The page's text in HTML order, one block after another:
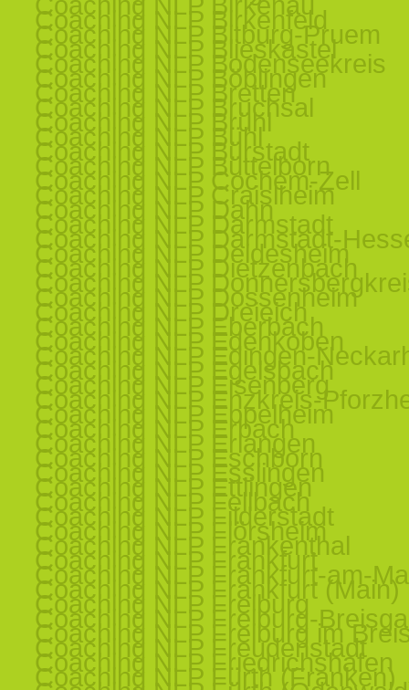
Coaching NLP Birkenfeld
Coaching NLP Bitburg-Pruem
Coaching NLP Blieskastel
Coaching NLP Bodenseekreis
Coaching NLP Böblingen
Coaching NLP Bretten
Coaching NLP Bruchsal
Coaching NLP Brühl
Coaching NLP Bühl
Coaching NLP Bürstadt
Coaching NLP Büttelborn
Coaching NLP Cochem-Zell
Coaching NLP Craislheim
Coaching NLP Dahn
Coaching NLP Darmstadt
Coaching NLP Darmstadt-
Coaching NLP Deidesheim
Coaching NLP Dietzenbach
Coaching NLP
Coaching NLP Dossenheim
Coaching NLP Dreieich
Coaching NLP Eberbach
Coaching NLP Edenkoben
Coaching NLP Edingen-
Coaching NLP Egelsbach
Coaching NLP Eisenberg
Coaching NLP Enzkreis-
Coaching NLP Eppelheim
Coaching NLP Erbach
Coaching NLP Erlangen
Coaching NLP Eschborn
Coaching NLP Esslingen
Coaching NLP Ettlingen
Coaching NLP Fellbach
Coaching NLP Filderstadt
Coaching NLP Flörsheim
Coaching NLP Frankenthal
Coaching NLP Frankfurt
Coaching NLP Frankfurt-am-
Coaching NLP Frankfurt (Main)
Coaching NLP Freiburg
Coaching NLP Freiburg-
Coaching NLP Freiburg im
Coaching NLP Freudenstadt
Coaching NLP Friedrichshafen
Coaching NLP Fürth (Franken)